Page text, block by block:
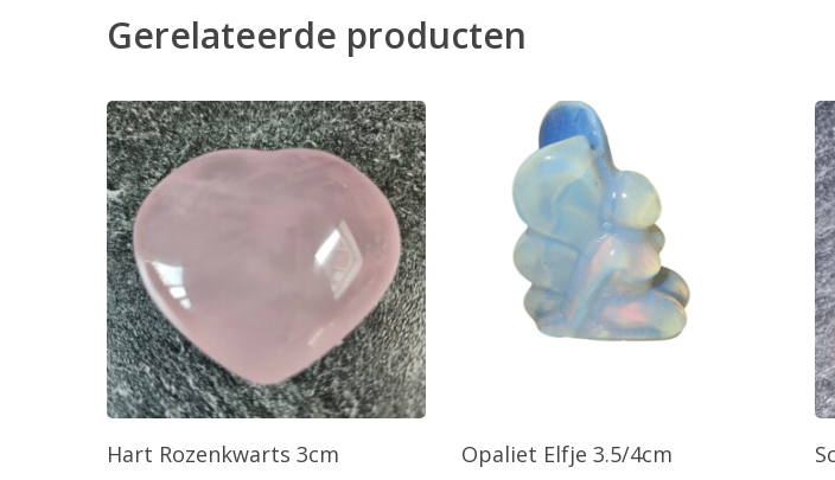
Gerelateerde producten
Toevoegen Aan Winkelwagen
Hart Rozenkwarts 3cm
Toevoegen Aan Winkelwagen
Opaliet Elfje 3.5/4cm